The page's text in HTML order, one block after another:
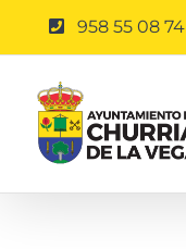
al
contenido
958 55 08 74